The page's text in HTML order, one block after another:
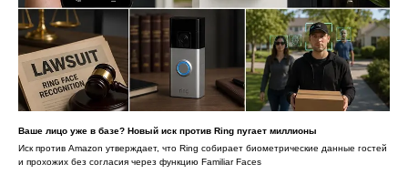
Ваше лицо уже в базе? Новый иск против Ring пугает миллионы
Иск против Amazon утверждает, что Ring собирает биометрические данные гостей
и прохожих без согласия через функцию Familiar Faces